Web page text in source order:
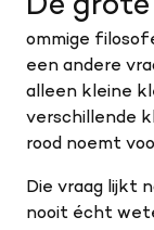
De
ommige
een andere
alleen kleine
verschillende
rood noemt
Die vraag lijkt
nooit écht